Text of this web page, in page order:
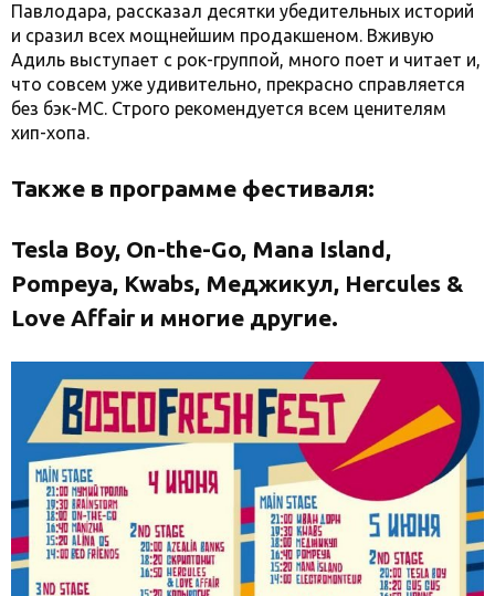
Павлодара, рассказал десятки убедительных историй
и сразил всех мощнейшим продакшеном. Вживую
Адиль выступает с рок-группой, много поет и читает и,
что совсем уже удивительно, прекрасно справляется
без бэк-МС. Строго рекомендуется всем ценителям
хип-хопа.
Также в программе фестиваля:
Tesla Boy, On-the-Go, Mana Island,
Pompeya, Kwabs, Меджикул, Hercules &
Love Affair и многие другие.